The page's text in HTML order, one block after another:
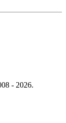
- 2026.